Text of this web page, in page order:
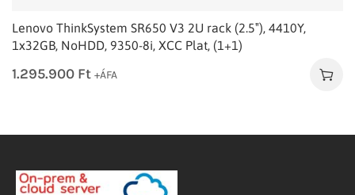
Lenovo ThinkSystem SR650 V3 2U rack (2.5″), 4410Y,
1x32GB, NoHDD, 9350-8i, XCC Plat, (1+1)
1.295.900 Ft +ÁFA